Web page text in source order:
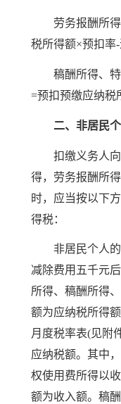
劳务报酬所得
税所得额×预扣率
稿酬所得、特
=预扣预缴应纳税
二、非居民个
扣缴义务人向
得，劳务报酬所
时，应当按以下
得税：
非居民个人的
减除费用五千元
所得、稿酬所得
额为应纳税所得
月度税率表(见附
应纳税额。其中
权使用费所得以
额为收入额。稿